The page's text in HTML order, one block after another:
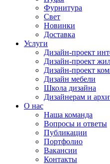
Фурнитура
Свет
Новинки
Доставка
Услуги
Дизайн-проект
Дизайн-проект
Дизайн-проект
Дизайн мебели
Школа дизайна
Дизайнерам и
О нас
Наша команда
Вопросы и ответы
Публикации
Портфолио
Вакансии
Контакты